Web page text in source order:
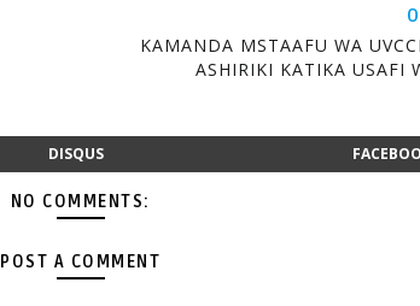
KAMANDA MSTAAFU WA
ASHIRIKI KATIKA USAFI
DISQUS
NO COMMENTS:
POST A COMMENT